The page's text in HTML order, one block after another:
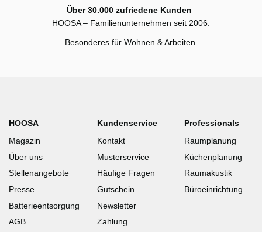
Über 30.000 zufriedene Kunden
HOOSA – Familienunternehmen seit 2006.
Besonderes für Wohnen & Arbeiten.
HOOSA
Magazin
Über uns
Stellenangebote
Presse
Batterieentsorgung
AGB
Kundenservice
Kontakt
Musterservice
Häufige Fragen
Gutschein
Newsletter
Zahlung
Professionals
Raumplanung
Küchenplanung
Raumakustik
Büroeinrichtung